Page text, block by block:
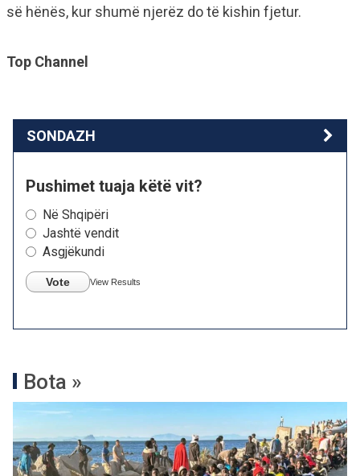
së hënës, kur shumë njerëz do të kishin fjetur.
Top Channel
SONDAZH
Pushimet tuaja këtë vit?
Në Shqipëri
Jashtë vendit
Asgjëkundi
Vote View Results
Bota »